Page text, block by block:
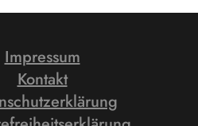
Impressum
Kontakt